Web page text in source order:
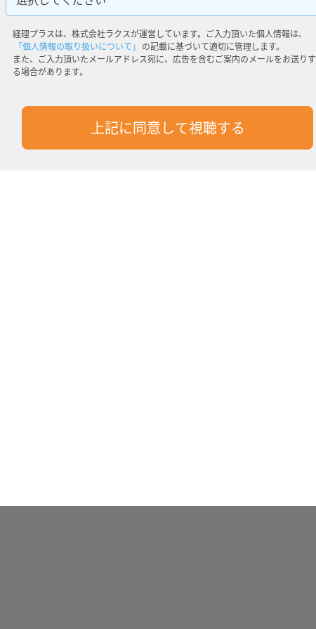
経理プラスは、株式会社ラクスが運営しています。ご入力頂いた個人情報は、
「個人情報の取り扱いについて」 の記載に基づいて適切に管理します。
また、ご入力頂いたメールアドレス宛に、広告を含むご案内のメールをお送りす
る場合があります。